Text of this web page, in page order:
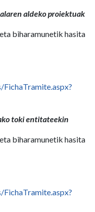
aldeko proiektuak
biharamunetik hasita
toki entitateekin
biharamunetik hasita